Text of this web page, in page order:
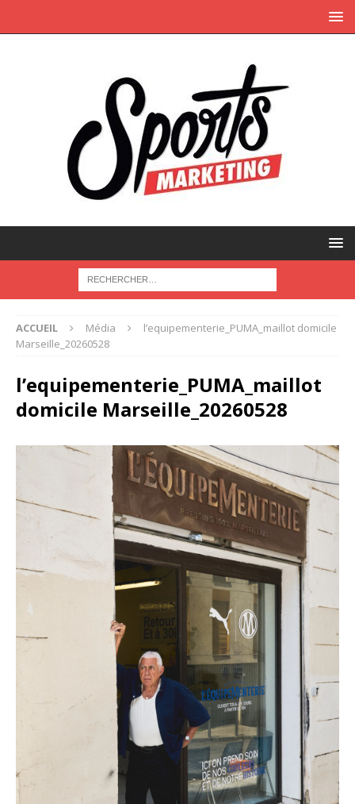
ACCUEIL Média
l’equipementerie_PUMA_maillot domicile
Marseille_20260528
l’equipementerie_PUMA_maillot
domicile Marseille_20260528